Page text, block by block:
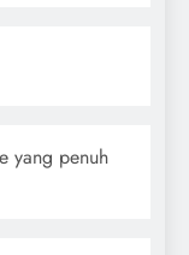
yang penuh